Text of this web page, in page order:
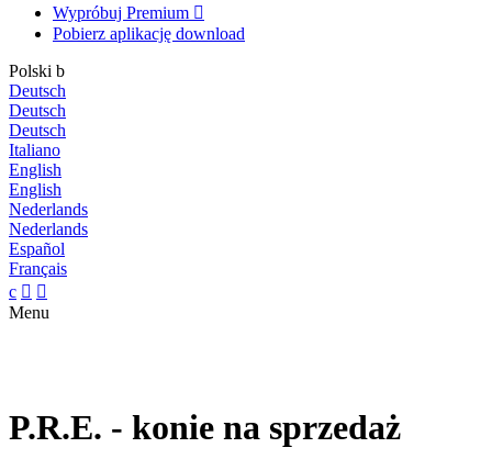
Wypróbuj Premium 
Pobierz aplikację download
Polski b
Deutsch
Deutsch
Deutsch
Italiano
English
English
Nederlands
Nederlands
Español
Français
c  
Menu
P.R.E. - konie na sprzedaż